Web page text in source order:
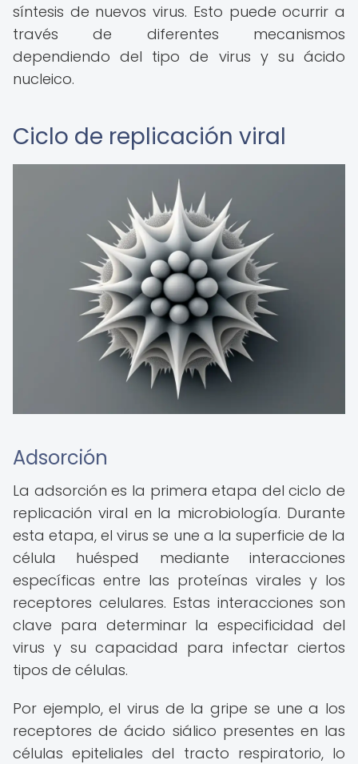
síntesis de nuevos virus. Esto puede ocurrir a
través de diferentes mecanismos
dependiendo del tipo de virus y su ácido
nucleico.
Ciclo de replicación viral
Adsorción
La adsorción es la primera etapa del ciclo de
replicación viral en la microbiología. Durante
esta etapa, el virus se une a la superficie de la
célula huésped mediante interacciones
específicas entre las proteínas virales y los
receptores celulares. Estas interacciones son
clave para determinar la especificidad del
virus y su capacidad para infectar ciertos
tipos de células.
Por ejemplo, el virus de la gripe se une a los
receptores de ácido siálico presentes en las
células epiteliales del tracto respiratorio, lo